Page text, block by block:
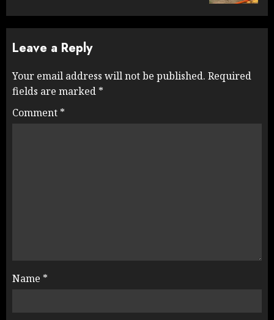
Leave a Reply
Your email address will not be published. Required
fields are marked *
Comment *
Name *